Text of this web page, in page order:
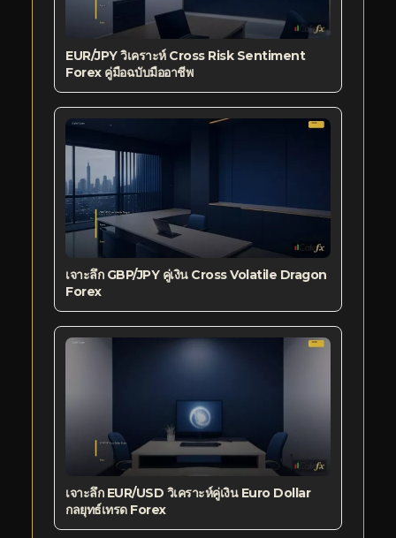
EUR/JPY วิเคราะห์ Cross Risk Sentiment
Forex คู่มือฉบับมืออาชีพ
เจาะลึก GBP/JPY คู่เงิน Cross Volatile Dragon
Forex
เจาะลึก EUR/USD วิเคราะห์คู่เงิน Euro Dollar
กลยุทธ์เทรด Forex